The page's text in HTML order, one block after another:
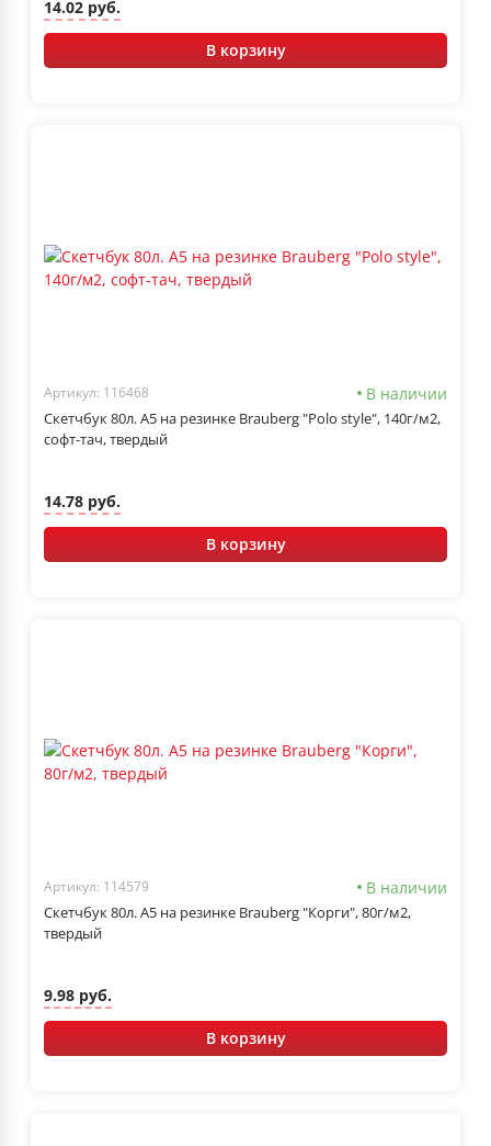
14.02 руб.
В корзину
Артикул: 116468 В наличии
Скетчбук 80л. А5 на резинке Brauberg "Polo style", 140г/м2,
софт-тач, твердый
14.78 руб.
В корзину
Артикул: 114579 В наличии
Скетчбук 80л. А5 на резинке Brauberg "Корги", 80г/м2,
твердый
9.98 руб.
В корзину